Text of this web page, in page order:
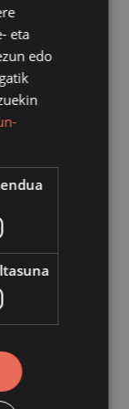
07an
2.500,00 €.
jarduerak
eta
edo